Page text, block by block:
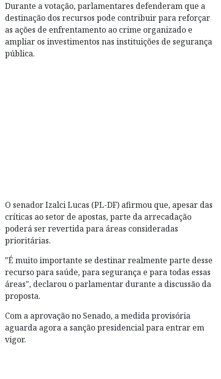
Durante a votação, parlamentares defenderam que a
destinação dos recursos pode contribuir para reforçar
as ações de enfrentamento ao crime organizado e
ampliar os investimentos nas instituições de segurança
pública.
O senador Izalci Lucas (PL-DF) afirmou que, apesar das
críticas ao setor de apostas, parte da arrecadação
poderá ser revertida para áreas consideradas
prioritárias.
"É muito importante se destinar realmente parte desse
recurso para saúde, para segurança e para todas essas
áreas", declarou o parlamentar durante a discussão da
proposta.
Com a aprovação no Senado, a medida provisória
aguarda agora a sanção presidencial para entrar em
vigor.